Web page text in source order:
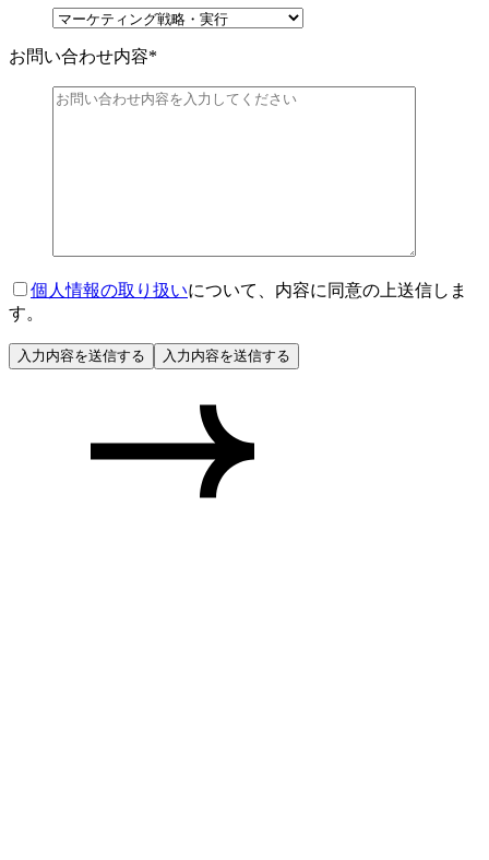
お問い合わせ内容*
個人情報の取り扱いについて、内容に同意の上送信しま
す。